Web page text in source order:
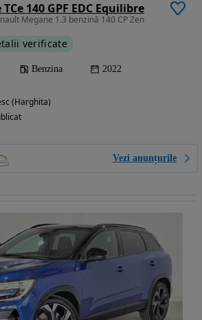
140 GPF EDC Equilibre
Megane 1.3 benzină 140 CP Zen
verificate
Benzina 2022
(Harghita)
Vezi anunțurile